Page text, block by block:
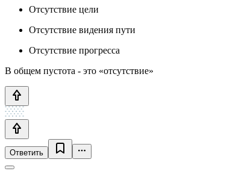
Отсутствие цели
Отсутствие видения пути
Отсутствие прогресса
В общем пустота - это «отсутствие»
Ответить